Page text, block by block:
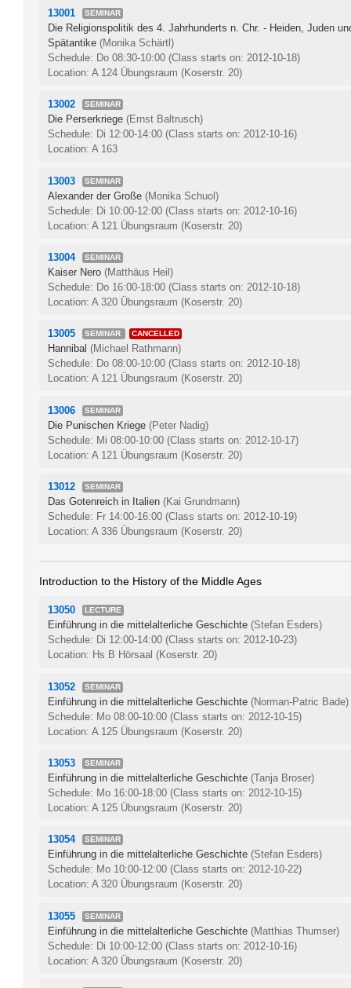
13001 SEMINAR
Die Religionspolitik des 4. Jahrhunderts n. Chr. - Heiden, Juden
Spätantike (Monika Schärtl)
Schedule: Do 08:30-10:00 (Class starts on: 2012-10-18)
Location: A 124 Übungsraum (Koserstr. 20)
13002 SEMINAR
Die Perserkriege (Ernst Baltrusch)
Schedule: Di 12:00-14:00 (Class starts on: 2012-10-16)
Location: A 163
13003 SEMINAR
Alexander der Große (Monika Schuol)
Schedule: Di 10:00-12:00 (Class starts on: 2012-10-16)
Location: A 121 Übungsraum (Koserstr. 20)
13004 SEMINAR
Kaiser Nero (Matthäus Heil)
Schedule: Do 16:00-18:00 (Class starts on: 2012-10-18)
Location: A 320 Übungsraum (Koserstr. 20)
13005 SEMINAR CANCELLED
Hannibal (Michael Rathmann)
Schedule: Do 08:00-10:00 (Class starts on: 2012-10-18)
Location: A 121 Übungsraum (Koserstr. 20)
13006 SEMINAR
Die Punischen Kriege (Peter Nadig)
Schedule: Mi 08:00-10:00 (Class starts on: 2012-10-17)
Location: A 121 Übungsraum (Koserstr. 20)
13012 SEMINAR
Das Gotenreich in Italien (Kai Grundmann)
Schedule: Fr 14:00-16:00 (Class starts on: 2012-10-19)
Location: A 336 Übungsraum (Koserstr. 20)
Introduction to the History of the Middle Ages
13050 LECTURE
Einführung in die mittelalterliche Geschichte (Stefan Esders)
Schedule: Di 12:00-14:00 (Class starts on: 2012-10-23)
Location: Hs B Hörsaal (Koserstr. 20)
13052 SEMINAR
Einführung in die mittelalterliche Geschichte (Norman-Patric Bade)
Schedule: Mo 08:00-10:00 (Class starts on: 2012-10-15)
Location: A 125 Übungsraum (Koserstr. 20)
13053 SEMINAR
Einführung in die mittelalterliche Geschichte (Tanja Broser)
Schedule: Mo 16:00-18:00 (Class starts on: 2012-10-15)
Location: A 125 Übungsraum (Koserstr. 20)
13054 SEMINAR
Einführung in die mittelalterliche Geschichte (Stefan Esders)
Schedule: Mo 10:00-12:00 (Class starts on: 2012-10-22)
Location: A 320 Übungsraum (Koserstr. 20)
13055 SEMINAR
Einführung in die mittelalterliche Geschichte (Matthias Thumser)
Schedule: Di 10:00-12:00 (Class starts on: 2012-10-16)
Location: A 320 Übungsraum (Koserstr. 20)